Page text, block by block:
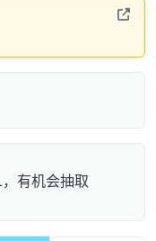
有机会抽取